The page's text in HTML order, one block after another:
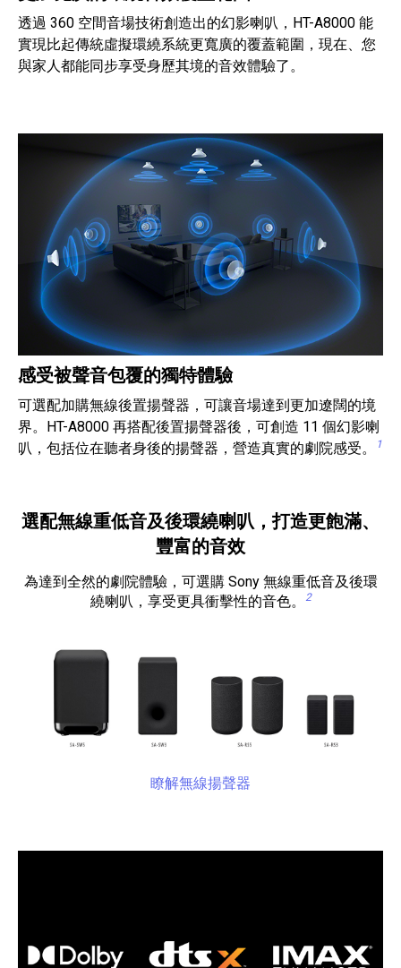
透過 360 空間音場技術創造出的幻影喇叭，HT-A8000 能
實現比起傳統虛擬環繞系統更寬廣的覆蓋範圍，現在、您
與家人都能同步享受身歷其境的音效體驗了。
感受被聲音包覆的獨特體驗
可選配加購無線後置揚聲器，可讓音場達到更加遼闊的境
界。HT-A8000 再搭配後置揚聲器後，可創造 11 個幻影喇
叭，包括位在聽者身後的揚聲器，營造真實的劇院感受。
1
選配無線重低音及後環繞喇叭，打造更飽滿、
豐富的音效
為達到全然的劇院體驗，可選購 Sony 無線重低音及後環
繞喇叭，享受更具衝擊性的音色。
2
瞭解無線揚聲器